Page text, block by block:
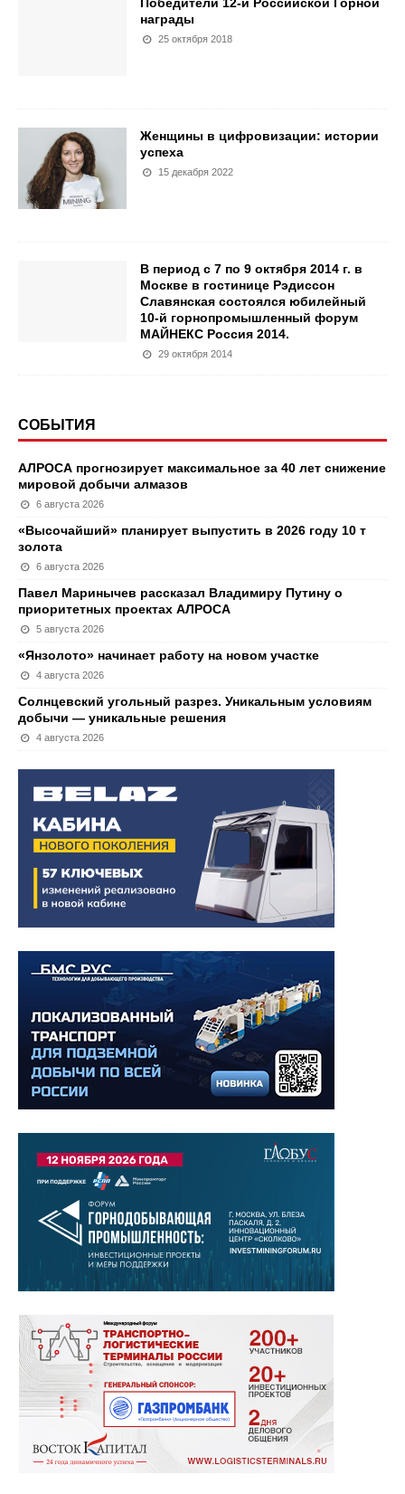
награды
25 октября 2018
Женщины в цифровизации: истории
успеха
15 декабря 2022
В период с 7 по 9 октября 2014 г. в
Москве в гостинице Рэдиссон
Славянская состоялся юбилейный
10-й горнопромышленный форум
МАЙНЕКС Россия 2014.
29 октября 2014
СОБЫТИЯ
АЛРОСА прогнозирует максимальное за 40 лет снижение
мировой добычи алмазов
6 августа 2026
«Высочайший» планирует выпустить в 2026 году 10 т
золота
6 августа 2026
Павел Маринычев рассказал Владимиру Путину о
приоритетных проектах АЛРОСА
5 августа 2026
«Янзолото» начинает работу на новом участке
4 августа 2026
Солнцевский угольный разрез. Уникальным условиям
добычи — уникальные решения
4 августа 2026